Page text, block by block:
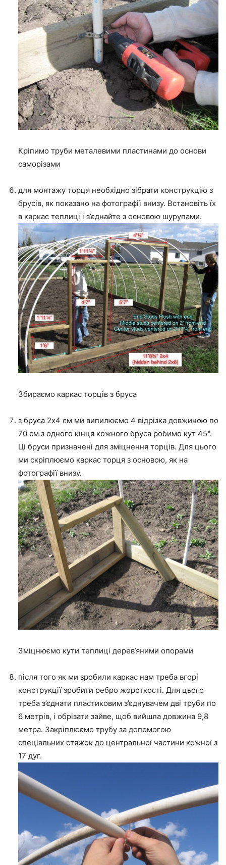
Кріпимо труби металевими пластинами до основи
саморізами
для монтажу торця необхідно зібрати конструкцію з
брусів, як показано на фотографії внизу. Встановіть їх
в каркас теплиці і з’єднайте з основою шурупами.
Збираємо каркас торців з бруса
з бруса 2х4 см ми випилюємо 4 відрізка довжиною по
70 см.з одного кінця кожного бруса робимо кут 45°.
Ці бруси призначені для зміцнення торців. Для цього
ми скріплюємо каркас торця з основою, як на
фотографії внизу.
Зміцнюємо кути теплиці дерев’яними опорами
після того як ми зробили каркас нам треба вгорі
конструкції зробити ребро жорсткості. Для цього
треба з’єднати пластиковим з’єднувачем дві труби по
6 метрів, і обрізати зайве, щоб вийшла довжина 9,8
метра. Закріплюємо трубу за допомогою
спеціальних стяжок до центральної частини кожної з
17 дуг.